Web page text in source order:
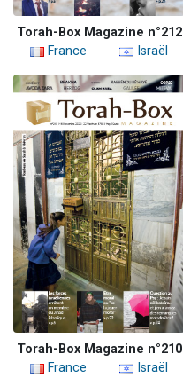
Torah-Box Magazine n°212
France
Israël
Torah-Box Magazine n°210
France
Israël